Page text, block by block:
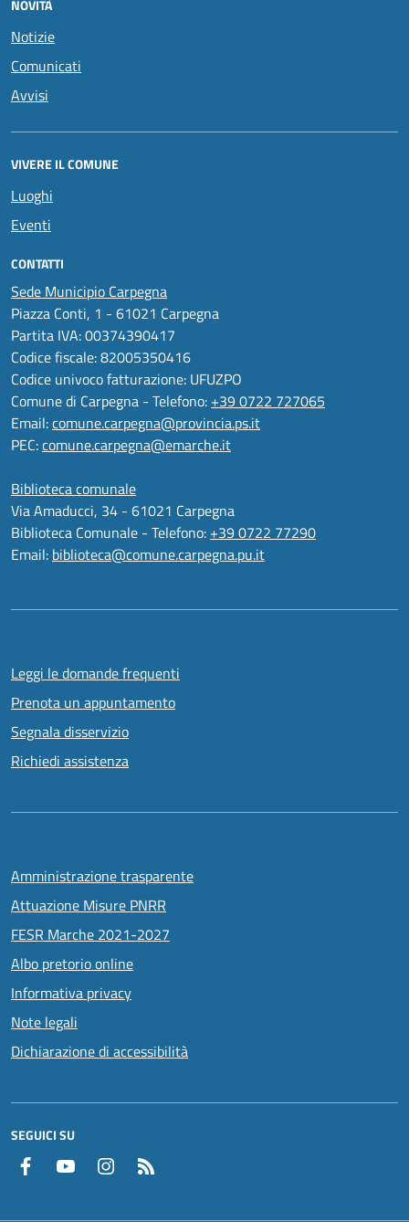
NOVITÀ
Notizie
Comunicati
Avvisi
VIVERE IL COMUNE
Luoghi
Eventi
CONTATTI
Sede Municipio Carpegna
Piazza Conti, 1 - 61021 Carpegna
Partita IVA: 00374390417
Codice fiscale: 82005350416
Codice univoco fatturazione: UFUZPO
Comune di Carpegna - Telefono: +39 0722 727065
Email:comune.carpegna@provincia.ps.it
PEC:comune.carpegna@emarche.it
Biblioteca comunale
Via Amaducci, 34 - 61021 Carpegna
Biblioteca Comunale - Telefono: +39 0722 77290
Email: biblioteca@comune.carpegna.pu.it
Leggi le domande frequenti
Prenota un appuntamento
Segnala disservizio
Richiedi assistenza
Amministrazione trasparente
Attuazione Misure PNRR
FESR Marche 2021-2027
Albo pretorio online
Informativa privacy
Note legali
Dichiarazione di accessibilità
SEGUICI SU
Facebook YouTube Instagram